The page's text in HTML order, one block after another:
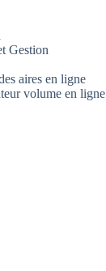
Gestion
aires en ligne
volume en ligne